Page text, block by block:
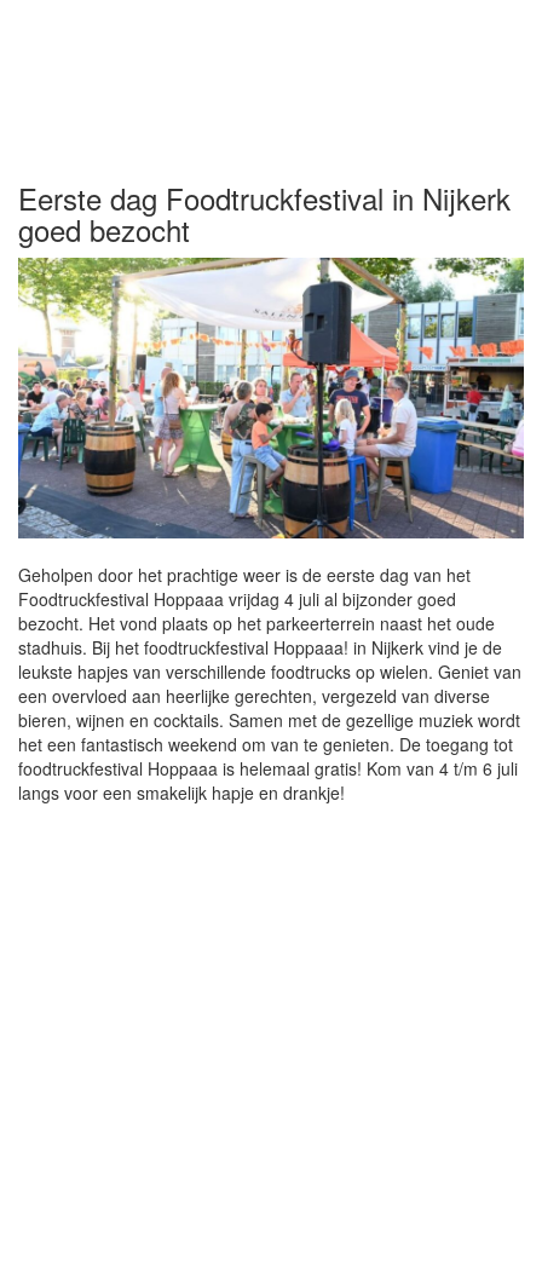
Eerste dag Foodtruckfestival in Nijkerk
goed bezocht
Geholpen door het prachtige weer is de eerste dag van het
Foodtruckfestival Hoppaaa vrijdag 4 juli al bijzonder goed
bezocht. Het vond plaats op het parkeerterrein naast het oude
stadhuis. Bij het foodtruckfestival Hoppaaa! in Nijkerk vind je de
leukste hapjes van verschillende foodtrucks op wielen. Geniet van
een overvloed aan heerlijke gerechten, vergezeld van diverse
bieren, wijnen en cocktails. Samen met de gezellige muziek wordt
het een fantastisch weekend om van te genieten. De toegang tot
foodtruckfestival Hoppaaa is helemaal gratis! Kom van 4 t/m 6 juli
langs voor een smakelijk hapje en drankje!